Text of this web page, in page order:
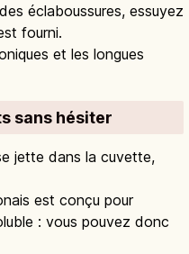
éclaboussures, essuyez
fourni.
et les longues
sans hésiter
jette dans la cuvette,
est conçu pour
: vous pouvez donc